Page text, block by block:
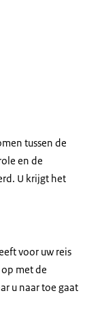
tussen de
en de
U krijgt het
voor uw reis
met de
u naar toe gaat